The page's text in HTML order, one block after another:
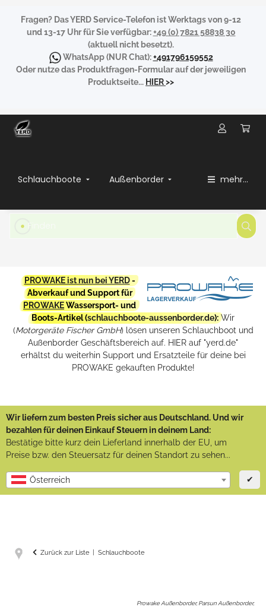
Fragen? Das YERD Service-Telefon ist Werktags von 9-12
und 13-17 Uhr für Sie verfügbar:+49 (0) 7821 58838 30
(aktuell nicht besetzt).
WhatsApp(NUR Chat):+491796159552
Oder nutze das Produktfragen-Formular auf der jeweiligen
Produktseite... HIER>>
Schlauchboote Außenborder mehr...
PROWAKE ist nun bei YERD-
Abverkauf und Support für
PROWAKEWassersport- und
Boots-Artikel (schlauchboote-aussenborder.de): Wir
(Motorgeräte Fischer GmbH) lösen unseren Schlauchboot und
Außenborder Geschäftsbereich auf. HIER auf "yerd.de"
erhältst du weiterhin Support und Ersatzteile für deine bei
PROWAKE gekauften Produkte!
Wir liefern zum besten Preis sicher aus Deutschland. Und wir
bezahlen für deinen Einkauf Steuern in deinem Land:
Bestätige bitte kurz dein Lieferland innerhalb der EU, um
Preise bzw. den Steuersatz für deinen Standort zu sehen...
Österreich ✔
Zurück zur Liste Schlauchboote
Prowake Außenborder, Parsun Außenborder,